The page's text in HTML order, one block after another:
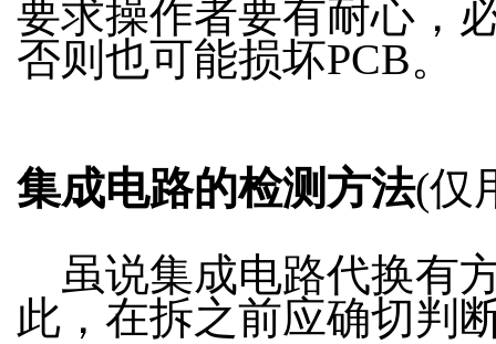
要求操作者要有耐心，
否则也可能损坏PCB。
集成电路的检测方法(仅
虽说集成电路代换有
此，在拆之前应确切判